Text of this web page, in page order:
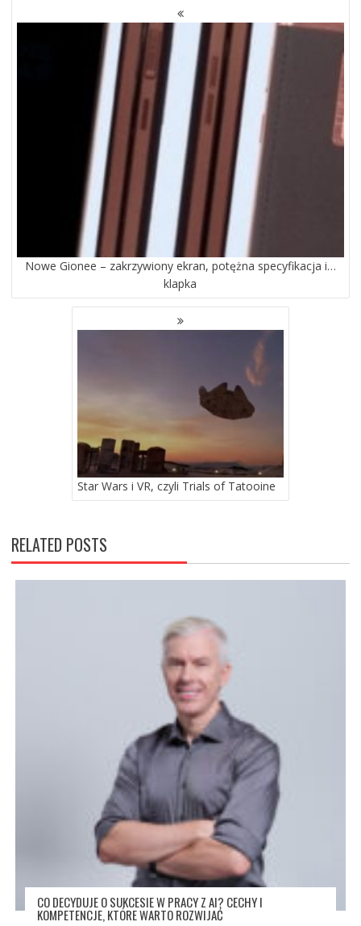
PO
Nowe Gionee – zakrzywiony ekran, potężna specyfikacja i…
klapka
Star Wars i VR, czyli Trials of Tatooine
RELATED POSTS
CO DECYDUJE O SUKCESIE W PRACY Z AI? CECHY I
KOMPETENCJE, KTÓRE WARTO ROZWIJAĆ